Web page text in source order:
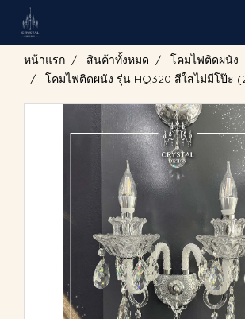
หน้าแรก สินค้าทั้งหมด
โคมไฟติดผนัง
โคมไฟติดผนัง รุ่น HQ320 สีใสไม่มีโป๊ะ